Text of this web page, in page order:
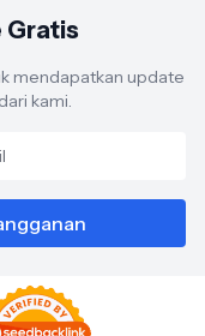
Gratis
mendapatkan update
kami.